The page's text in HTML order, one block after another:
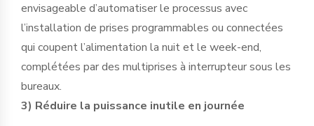
envisageable d’automatiser le processus avec
l’installation de prises programmables ou connectées
qui coupent l’alimentation la nuit et le week-end,
complétées par des multiprises à interrupteur sous les
bureaux.
3) Réduire la puissance inutile en journée